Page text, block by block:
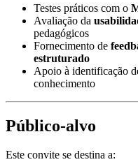
Testes práticos com o
Avaliação da
pedagógicos
Fornecimento de
estruturado
Apoio à identificação
conhecimento
Público-alvo
Este convite se destina a: